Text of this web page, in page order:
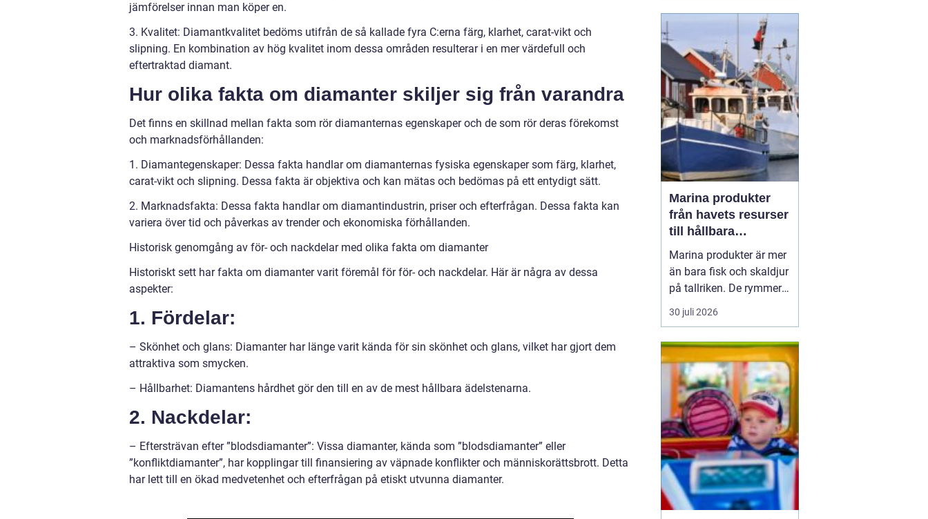
jämförelser innan man köper en.
3. Kvalitet: Diamantkvalitet bedöms utifrån de så kallade fyra C:erna färg, klarhet, carat-vikt och
slipning. En kombination av hög kvalitet inom dessa områden resulterar i en mer värdefull och
eftertraktad diamant.
Hur olika fakta om diamanter skiljer sig från varandra
Det finns en skillnad mellan fakta som rör diamanternas egenskaper och de som rör deras förekomst
och marknadsförhållanden:
1. Diamantegenskaper: Dessa fakta handlar om diamanternas fysiska egenskaper som färg, klarhet,
carat-vikt och slipning. Dessa fakta är objektiva och kan mätas och bedömas på ett entydigt sätt.
2. Marknadsfakta: Dessa fakta handlar om diamantindustrin, priser och efterfrågan. Dessa fakta kan
variera över tid och påverkas av trender och ekonomiska förhållanden.
Historisk genomgång av för- och nackdelar med olika fakta om diamanter
Historiskt sett har fakta om diamanter varit föremål för för- och nackdelar. Här är några av dessa
aspekter:
1. Fördelar:
– Skönhet och glans: Diamanter har länge varit kända för sin skönhet och glans, vilket har gjort dem
attraktiva som smycken.
– Hållbarhet: Diamantens hårdhet gör den till en av de mest hållbara ädelstenarna.
2. Nackdelar:
– Eftersträvan efter ”blodsdiamanter”: Vissa diamanter, kända som ”blodsdiamanter” eller
”konfliktdiamanter”, har kopplingar till finansiering av väpnade konflikter och människorättsbrott. Detta
har lett till en ökad medvetenhet och efterfrågan på etiskt utvunna diamanter.
känna sig mer som sig
själv. I Älvsjö fi...
Marina produkter
från havets resurser
till hållbara
upplevelser
Marina produkter är mer
än bara fisk och skaldjur
på tallriken. De rymmer
allt från mat och hälsa
till friluftsliv, kultur och
områden spelar havet en
central roll för både
ekonomi och livskvalitet.
När fler söker sig mot
nat...
30 juli 2026